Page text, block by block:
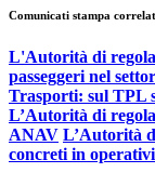
Comunicati stampa
L'Autorità di
passeggeri nel
Trasporti: sul TPL
L’Autorità di
ANAV L’Autorità
concreti in